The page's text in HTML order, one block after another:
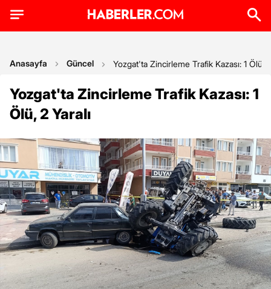
Anasayfa Güncel Yozgat'ta Zincirleme Trafik Kazası: 1 Ölü, 2
Yozgat'ta Zincirleme Trafik Kazası: 1
Ölü, 2 Yaralı